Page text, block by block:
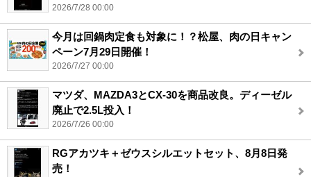
2026/7/28 00:00
今月は回鍋肉定食も対象に！？松屋、肉の日キャン
ペーン7月29日開催！
2026/7/27 00:00
マツダ、MAZDA3とCX-30を商品改良。ディーゼル
廃止で2.5L投入！
2026/7/26 00:00
RGアカツキ＋ゼウスシルエットセット、8月8日発
売！